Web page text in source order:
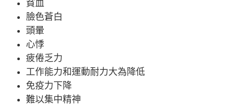
貧血
臉色蒼白
頭暈
心悸
疲倦乏力
工作能力和運動耐力大為降低
免疫力下降
難以集中精神